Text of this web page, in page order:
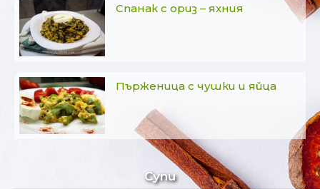
Спанак с ориз – яхния
Пърженица с чушки и яйца
Супи